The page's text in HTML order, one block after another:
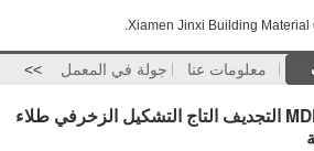
Xiamen Jinxi Building Material
معلومات عنا جولة في المعمل >>
معالجة مضادة للحريق MDF التجديف التاج التشكيل الزخرفي طلاء